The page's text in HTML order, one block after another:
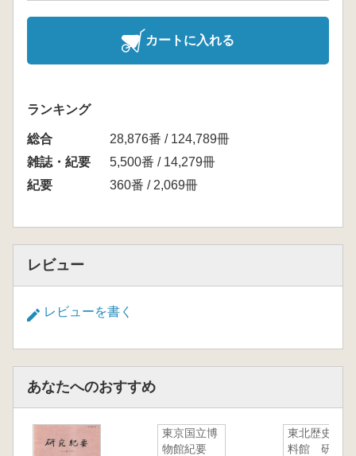
カートに入れる
ランキング
総合
28,876番 / 124,789冊
雑誌・紀要
5,500番 / 14,279冊
紀要
360番 / 2,069冊
レビュー
レビューを書く
あなたへのおすすめ
東京国立博
物館紀要
東北歴史資
料館 研究